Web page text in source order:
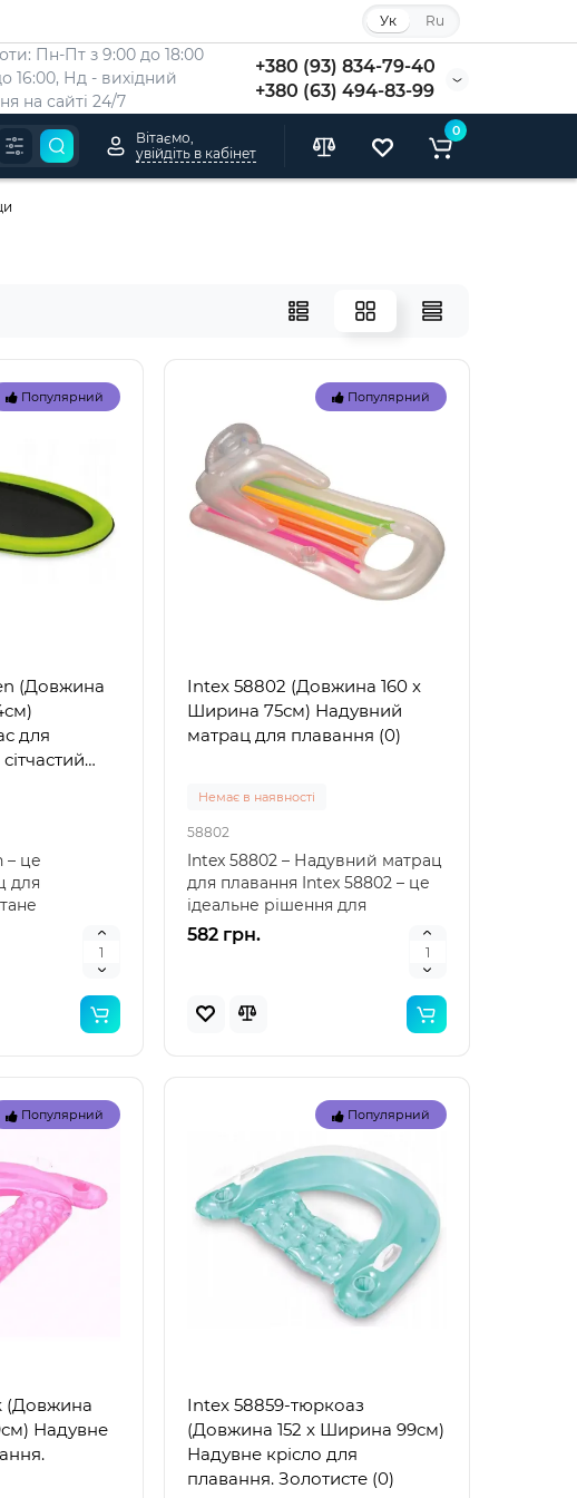
Ук Ru
Пн-Пт з 9:00 до 18:00
16:00, Нд - вихідний
на сайтi 24/7
+380 (93) 834-79-40
+380 (63) 494-83-99
Вітаємо,
увійдіть в кабінет
0
Топ
Популярний
Популярний
(Довжина
для
– це
для
для
Популярний
Intex 58802 (Довжина 160 x
Ширина 75см) Надувний
матрац для плавання (0)
Немає в наявності
58802
Intex 58802 – Надувний матрац
для плавання Intex 58802 – це
ідеальне рішення для
комфортного відпо..
582 грн.
Популярний
(Довжина
Надувне
Популярний
Intex 58859-тюркоаз
(Довжина 152 x Ширина 99см)
Надувне крісло для
плавання. Золотисте (0)